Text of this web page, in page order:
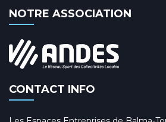
NOTRE ASSOCIATION
CONTACT INFO